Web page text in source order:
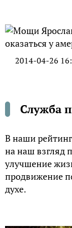
2014-04-26
Служба
В наши
на наш взгляд
улучшение
продвижение
духе.